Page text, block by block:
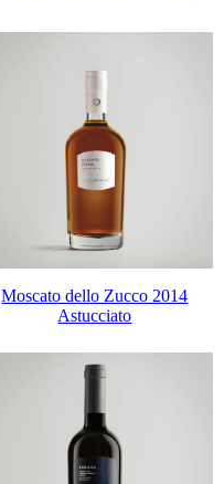
Moscato dello Zucco 2014
Astucciato